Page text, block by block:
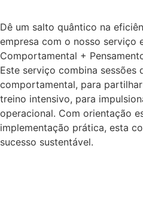
Dê um salto quântico na
empresa com o nosso serviço
Comportamental +
Este serviço combina sessões
comportamental, para
treino intensivo, para
operacional. Com orientação
implementação prática, esta
sucesso sustentável.